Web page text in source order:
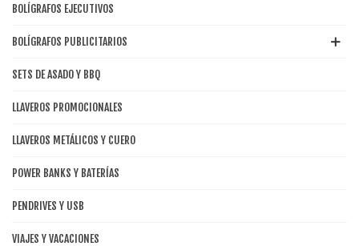
BOLÍGRAFOS EJECUTIVOS
BOLÍGRAFOS PUBLICITARIOS
SETS DE ASADO Y BBQ
LLAVEROS PROMOCIONALES
LLAVEROS METÁLICOS Y CUERO
POWER BANKS Y BATERÍAS
PENDRIVES Y USB
VIAJES Y VACACIONES